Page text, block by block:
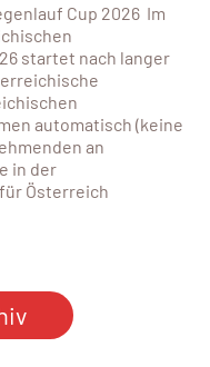
Cup 2026 Im
startet nach langer
automatisch (keine
an
in der
Österreich